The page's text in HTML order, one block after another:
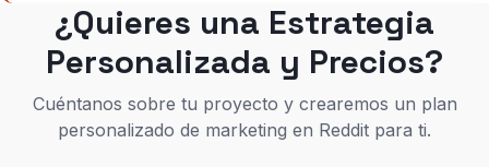
¿Quieres una Estrategia
Personalizada y Precios?
Cuéntanos sobre tu proyecto y crearemos un plan
personalizado de marketing en Reddit para ti.